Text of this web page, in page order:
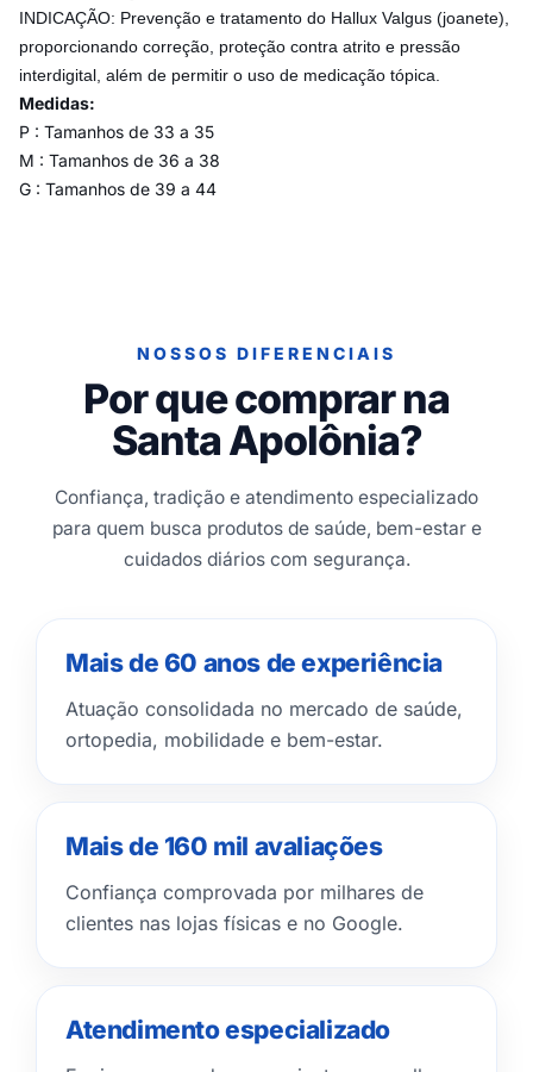
INDICAÇÃO: Prevenção e tratamento do Hallux Valgus (joanete),
proporcionando correção, proteção contra atrito e pressão
interdigital, além de permitir o uso de medicação tópica.
Medidas:
P : Tamanhos de 33 a 35
M : Tamanhos de 36 a 38
G : Tamanhos de 39 a 44
NOSSOS DIFERENCIAIS
Por que comprar na
Santa Apolônia?
Confiança, tradição e atendimento especializado
para quem busca produtos de saúde, bem-estar e
cuidados diários com segurança.
Mais de 60 anos de experiência
Atuação consolidada no mercado de saúde,
ortopedia, mobilidade e bem-estar.
Mais de 160 mil avaliações
Confiança comprovada por milhares de
clientes nas lojas físicas e no Google.
Atendimento especializado